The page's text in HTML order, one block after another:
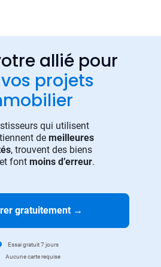
allié pour
projets
qui utilisent
de meilleures
, trouvent des biens
font moins d’erreur.
gratuitement →
Essai gratuit 7 jours
Aucune carte requise